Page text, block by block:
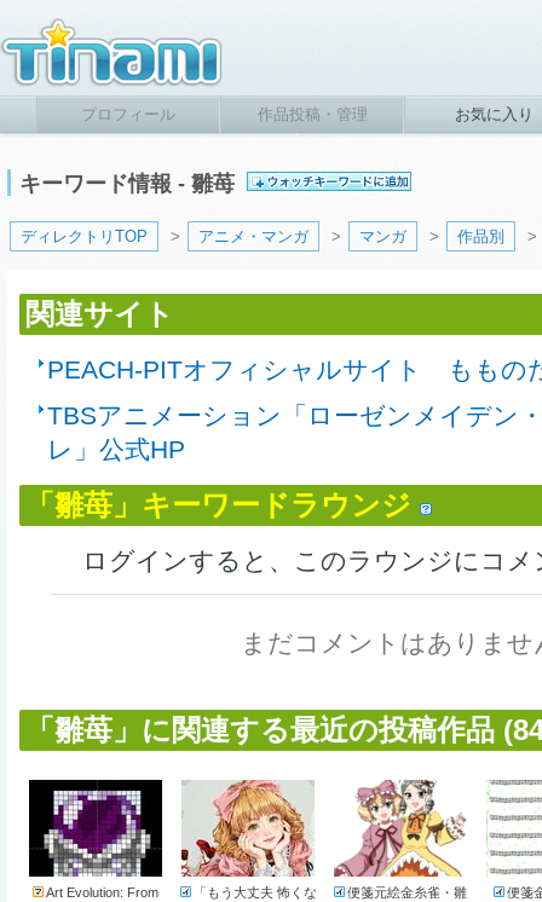
プロフィール 作品投稿・管理 お気に入り
キーワード情報 - 雛苺
ディレクトリTOP > アニメ・マンガ > マンガ > 作品別 >
関連サイト
PEACH-PITオフィシャルサイト ももの
TBSアニメーション「ローゼンメイデン
レ」公式HP
「雛苺」キーワードラウンジ
ログインすると、このラウンジにコ
まだコメントはありませ
「雛苺」に関連する最近の投稿作品
Art Evolution: From
「もう大丈夫 怖くな
便箋元絵金糸雀・雛
便箋